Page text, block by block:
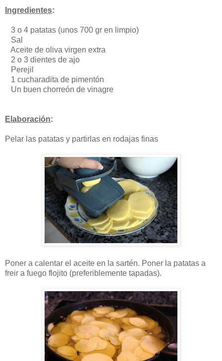
Ingredientes:
3 o 4 patatas (unos 700 gr en limpio)
Sal
Aceite de oliva virgen extra
2 o 3 dientes de ajo
Perejil
1 cucharadita de pimentón
Un buen chorreón de vinagre
Elaboración:
Pelar las patatas y partirlas en rodajas finas
Poner a calentar el aceite en la sartén. Poner la patatas a
freir a fuego flojito (preferiblemente tapadas).